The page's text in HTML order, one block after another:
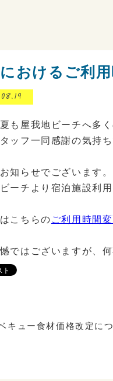
おけるご利
も屋我地ビーチへ多
ッフ一同感謝の気持ち
知らせでございます。
ーチより宿泊施設利
こちらのご利用時間
ではございますが、
キュー食材価格改定に